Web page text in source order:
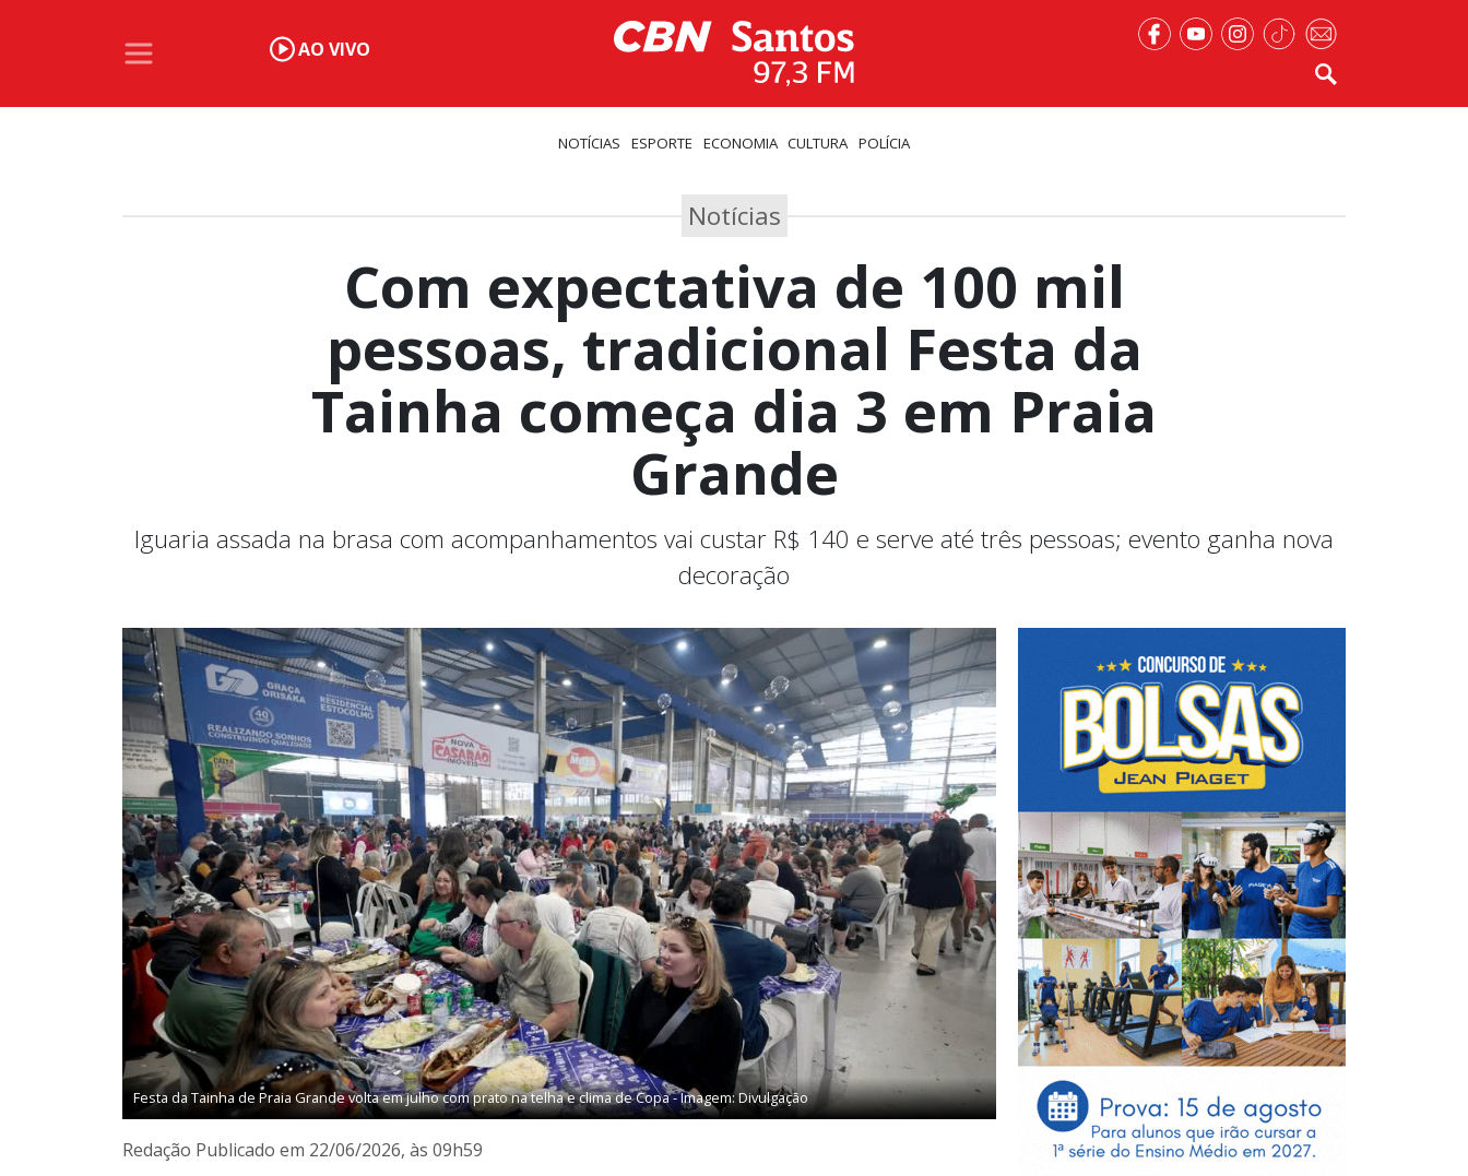
AO VIVO
NOTÍCIAS ESPORTE ECONOMIA CULTURA POLÍCIA
Notícias
Com expectativa de 100 mil
pessoas, tradicional Festa da
Tainha começa dia 3 em Praia
Grande
Iguaria assada na brasa com acompanhamentos vai custar R$ 140 e serve até três pessoas; evento ganha nova
decoração
Festa da Tainha de Praia Grande volta em julho com prato na telha e clima de Copa - Imagem: Divulgação
Redação Publicado em 22/06/2026, às 09h59